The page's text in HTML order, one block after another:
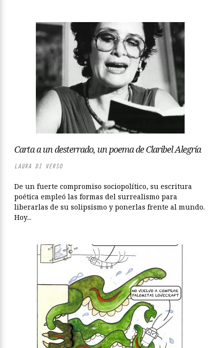
Carta a un desterrado, un poema de Claribel Alegría
LAURA DI VERSO
De un fuerte compromiso sociopolítico, su escritura
poética empleó las formas del surrealismo para
liberarlas de su solipsismo y ponerlas frente al mundo.
Hoy...